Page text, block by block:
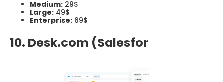
Medium: 29$
Large: 49$
Enterprise: 69$
10. Desk.com (Salesforce Desk)